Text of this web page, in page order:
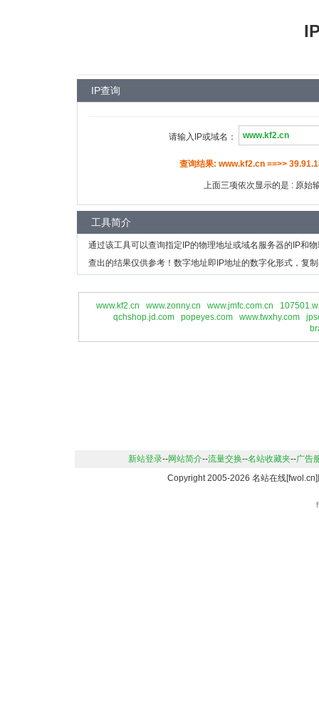
IP查询
请输入IP或域名：
查询结果: www.kf2.cn ==>>
上面三项依次显示的是 : 原始
工具简介
通过该工具可以查询指定IP的物理地址或域名服务器的IP和
查出的结果仅供参考！数字地址即IP地址的数字化形式，复
www.kf2.cn www.zonny.cn www.jmfc.com.cn
qchshop.jd.com
popeyes.com www.twxhy.com
新站登录--网站简介--流量交换--名站收藏夹--广告
Copyright 2005-2026 名站在线